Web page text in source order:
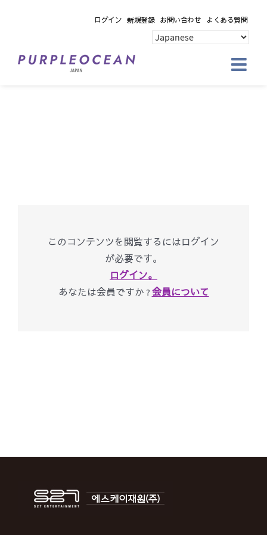
ログイン 新規登録 お問い合わせ よくある質問
このコンテンツを閲覧するにはログイン
が必要です。
ログイン。
あなたは会員ですか ? 会員について